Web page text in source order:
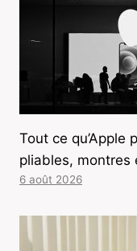
Tout ce qu’Apple
pliables, montres
6 août 2026